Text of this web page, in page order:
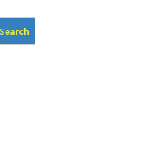
Search